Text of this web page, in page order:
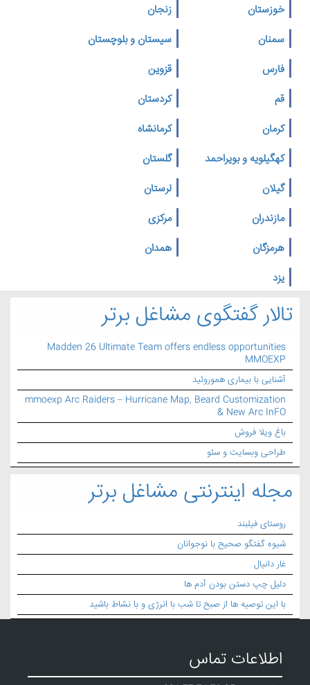
خوزستان
زنجان
سمنان
سیستان و بلوچستان
فارس
قزوین
قم
کردستان
کرمان
کرمانشاه
کهگیلویه و بویراحمد
گلستان
گیلان
لرستان
مازندران
مرکزی
هرمزگان
همدان
یزد
تالار گفتگوی مشاغل برتر
Madden 26 Ultimate Team offers endless opportunities
MMOEXP
آشنایی با بیماری هموروئید
mmoexp Arc Raiders – Hurricane Map, Beard Customization
& New Arc InFO
باغ ویلا فروش
طراحی وبسایت و سئو
مجله اینترنتی مشاغل برتر
روستای فیلبند
شیوه گفتگو صحیح با نوجوانان
غار دانیال
دلیل چپ دستن بودن آدم ها
با این توصیه ها از صبح تا شب با انرژی و با نشاط باشید
اطلاعات تماس